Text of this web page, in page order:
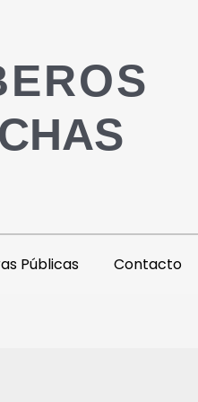
Públicas Contacto